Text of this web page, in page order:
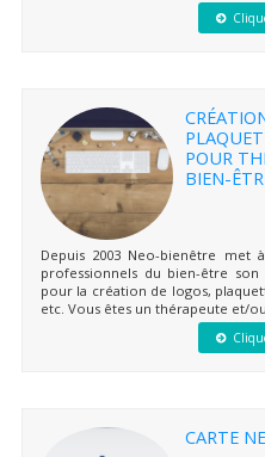
POUR
BIEN-
Depuis 2003 Neo-bienêtre met
professionnels du bien-être son
pour la création de logos,
etc. Vous êtes un thérapeute et/ou
CARTE